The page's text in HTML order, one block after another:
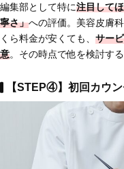
編集部として特に注目して
寧さ」への評価。美容皮膚
くら料金が安くても、 サー
意。その時点で他を検討す
【STEP④】初回カウ